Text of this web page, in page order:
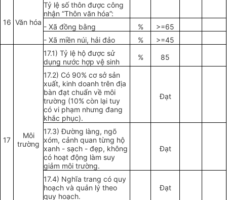
16 Văn hóa
Tỷ lệ sốthôn được công
nhận “Thôn văn hóa”:
- Xã đồng bằng %
>=65
- Xã miền núi, hải đảo
% >=45
17
Môi
trường
17.1) Tỷ lệ hộ được sử
dụng nước hợp vệ sinh
% 85
17.2) Có 90% cơ sở sản
xuất, kinh doanh trên địa
bàn đạt chuẩn về môi
trường (10% còn lại tuy
có vi phạm nhưng đang
khắc phục).
Đạt
17.3) Đường làng, ngõ
xóm, cảnh quan từng hộ
xanh - sạch - đẹp, không
có hoạt động làm suy
giảm môi trường.
Đạt
17.4) Nghĩa trang có quy
hoạch và quản lý theo
quy hoạch.
Đạt